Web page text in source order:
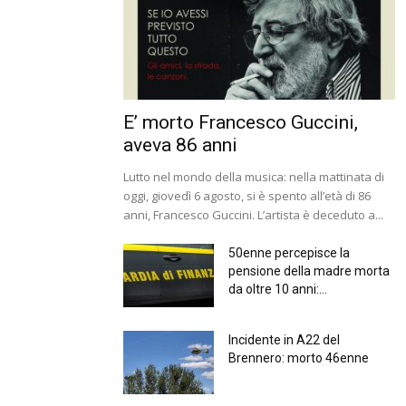
E’ morto Francesco Guccini,
aveva 86 anni
Lutto nel mondo della musica: nella mattinata di
oggi, giovedì 6 agosto, si è spento all’età di 86
anni, Francesco Guccini. L’artista è deceduto a...
50enne percepisce la
pensione della madre morta
da oltre 10 anni:...
Incidente in A22 del
Brennero: morto 46enne